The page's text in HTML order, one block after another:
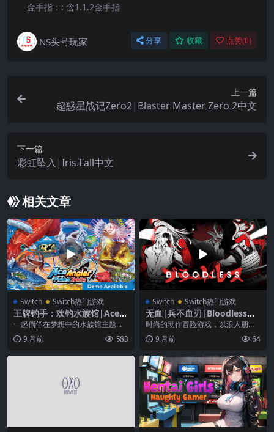
金手指：: 含1.1.2金手指
NS头号玩家 分享 收藏 点赞(0)
上一篇
超惑星战记Zero2|Blaster Master Zero 2中文
下一篇
彩虹坠入|Iris.Fall中文
相关文章
Switch Switch热门游戏
王牌钓手：欢钓水族馆|Ace A
ngler: Fishing Spirits中文
一起倘佯在梦想中的水族馆主题乐
园! 前往独乐乐众乐乐皆可的「欢钓
水族馆」挥动 J...
9 月前 583
Switch Switch热门游戏
无血|兵不血刃|Bloodless中
文
时尚的动作冒险游戏，以浪人朋绘
标志性的冲刺－反击机制为战斗的
核心，使用基于反击的...
9 月前 64